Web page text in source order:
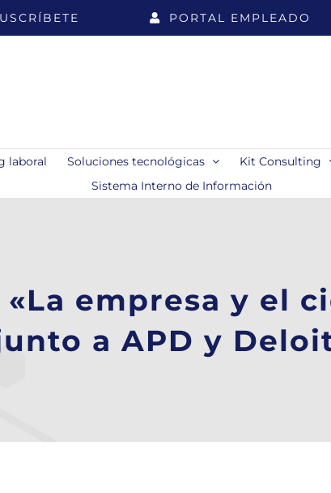
PORTAL EMPLEADO
laboral Soluciones tecnológicas Kit Consulting
Sistema Interno de Información
«La empresa y el
a APD y